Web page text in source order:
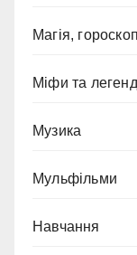
Магія,
Міфи та
Музика
Мульфільми
Навчання